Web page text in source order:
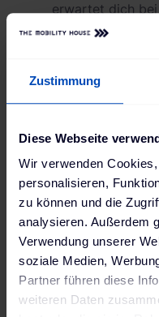
Zustimmung
Diese Webseite
Wir verwenden
personalisieren,
zu können und die
analysieren. Außerdem
Verwendung unserer
soziale Medien,
Partner führen diese
weiteren Daten
erwartet dich
Zählerschrank
Setzung sowie
mit Strom
Außerdem ist ein
den
beachten ist
Neuabschluss
gelten.
Wenn du davon
bietet der